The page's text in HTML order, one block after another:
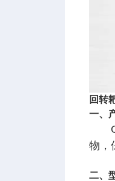
回转
一、
物，
二、